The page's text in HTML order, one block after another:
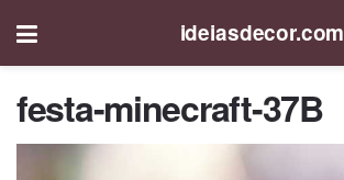
ideiasdecor.com
festa-minecraft-37B